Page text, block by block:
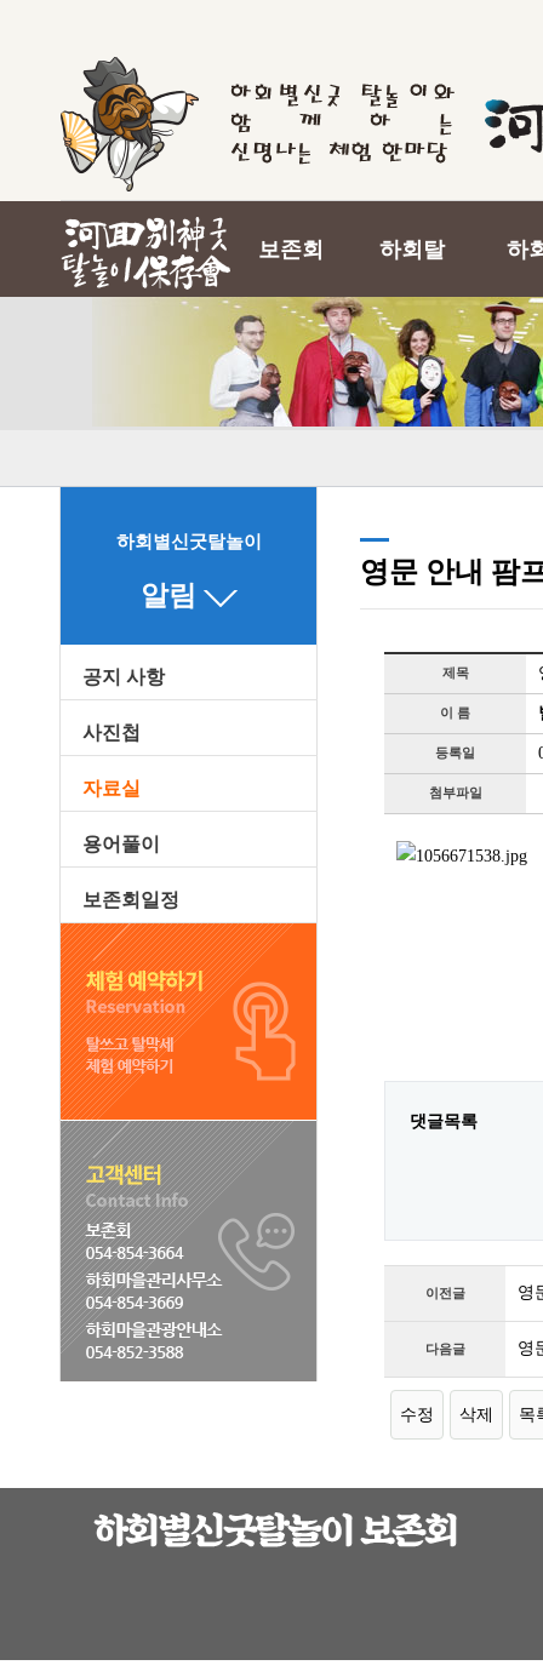
보존회 하회탈 하
하회별신굿탈놀이
알림
공지 사항
사진첩
자료실
용어풀이
보존회일정
영문 안내 팜
제목
이 름
등록일
첨부파일
댓글목록
이전글 영
다음글 영
수정 삭제 목